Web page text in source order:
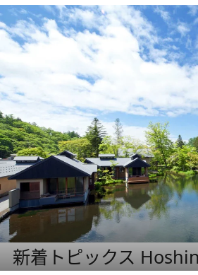
新着トピックス